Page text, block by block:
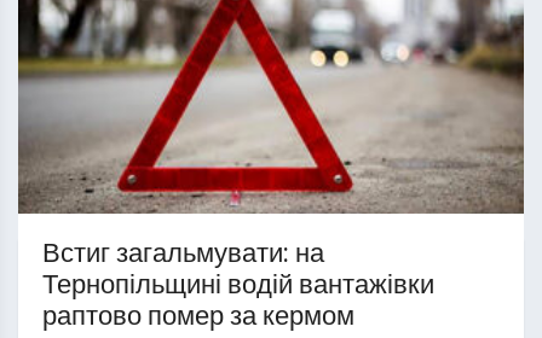
Встиг загальмувати: на
Тернопільщині водій вантажівки
раптово помер за кермом